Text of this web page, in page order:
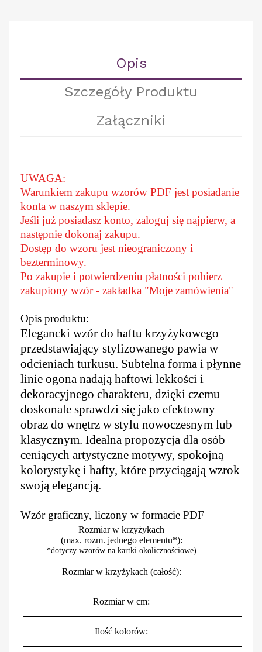
Opis
Szczegóły Produktu
Załączniki
UWAGA:
Warunkiem zakupu wzorów PDF jest posiadanie
konta w naszym sklepie.
Jeśli już posiadasz konto, zaloguj się najpierw, a
następnie dokonaj zakupu.
Dostęp do wzoru jest nieograniczony i
bezterminowy.
Po zakupie i potwierdzeniu płatności pobierz
zakupiony wzór - zakładka "Moje zamówienia"
Opis produktu:
Elegancki wzór do haftu krzyżykowego
przedstawiający stylizowanego pawia w
odcieniach turkusu. Subtelna forma i płynne
linie ogona nadają haftowi lekkości i
dekoracyjnego charakteru, dzięki czemu
doskonale sprawdzi się jako efektowny
obraz do wnętrz w stylu nowoczesnym lub
klasycznym. Idealna propozycja dla osób
ceniących artystyczne motywy, spokojną
kolorystykę i hafty, które przyciągają wzrok
swoją elegancją.
Wzór graficzny, liczony w formacie PDF
Rozmiar w krzyżykach
(max. rozm. jednego elementu*):
*dotyczy wzorów na kartki okolicznościowe)
Rozmiar w krzyżykach (całość):
Rozmiar w cm:
Ilość kolorów: